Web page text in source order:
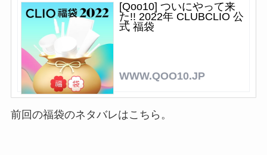
[Qoo10] ついにやって来
た!! 2022年 CLUBCLIO 公
式 福袋
WWW.QOO10.JP
前回の福袋のネタバレはこちら。